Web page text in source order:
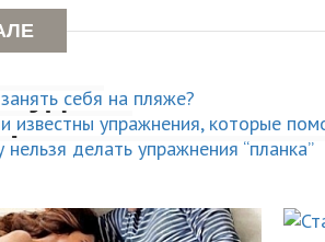
занять себя на
ОТДЫХ
помогают
“планка”